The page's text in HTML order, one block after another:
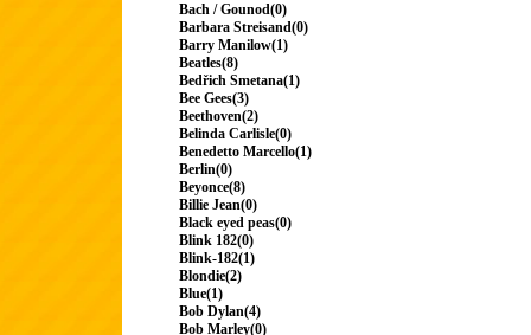
Bach / Gounod(0)
Barbara Streisand(0)
Barry Manilow(1)
Beatles(8)
Bedřich Smetana(1)
Bee Gees(3)
Beethoven(2)
Belinda Carlisle(0)
Benedetto Marcello(1)
Berlin(0)
Beyonce(8)
Billie Jean(0)
Black eyed peas(0)
Blink 182(0)
Blink-182(1)
Blondie(2)
Blue(1)
Bob Dylan(4)
Bob Marley(0)